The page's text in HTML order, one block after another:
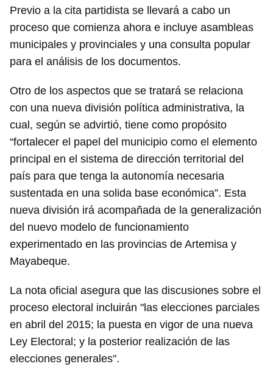
Previo a la cita partidista se llevará a cabo un
proceso que comienza ahora e incluye asambleas
municipales y provinciales y una consulta popular
para el análisis de los documentos.
Otro de los aspectos que se tratará se relaciona
con una nueva división política administrativa, la
cual, según se advirtió, tiene como propósito
“fortalecer el papel del municipio como el elemento
principal en el sistema de dirección territorial del
país para que tenga la autonomía necesaria
sustentada en una solida base económica”. Esta
nueva división irá acompañada de la generalización
del nuevo modelo de funcionamiento
experimentado en las provincias de Artemisa y
Mayabeque.
La nota oficial asegura que las discusiones sobre el
proceso electoral incluirán "las elecciones parciales
en abril del 2015; la puesta en vigor de una nueva
Ley Electoral; y la posterior realización de las
elecciones generales".